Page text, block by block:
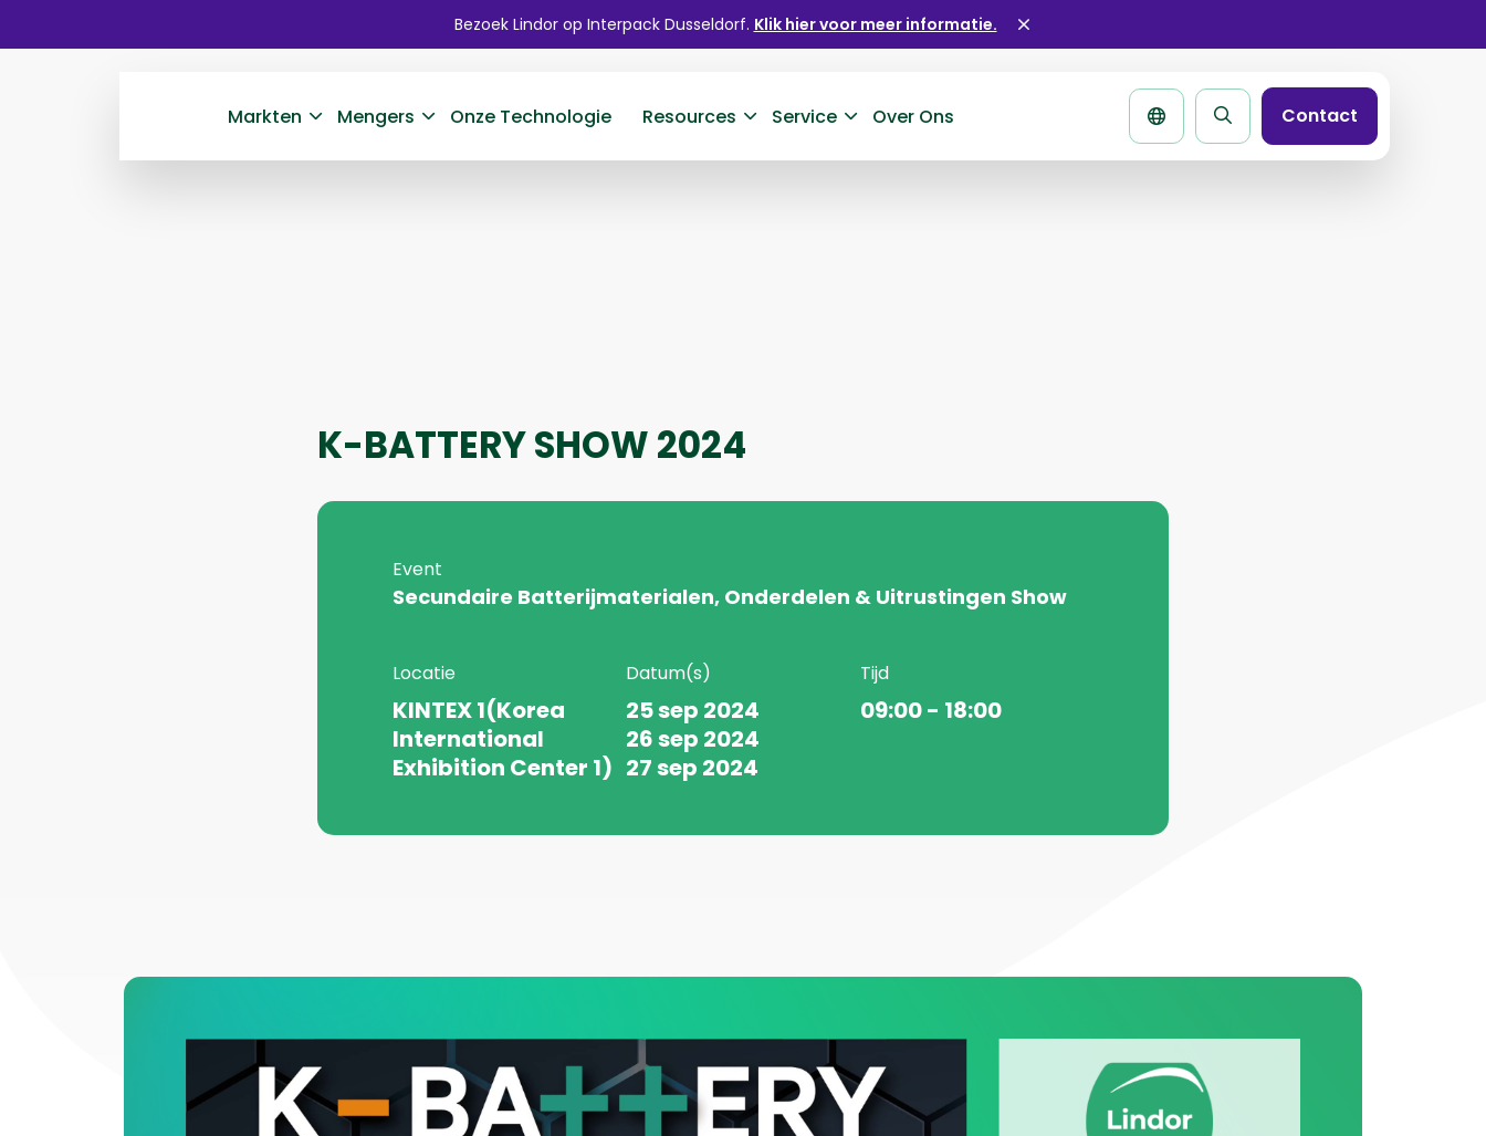
Bezoek Lindor op Interpack Dusseldorf. Klik hier voor meer informatie.
Markten Mengers Onze Technologie Resources Service Over Ons
Zoek
pagina
Contact
K-BATTERY SHOW 2024
Event
Secundaire Batterijmaterialen, Onderdelen & Uitrustingen Show
Locatie
KINTEX 1(Korea
International
Exhibition Center 1)
Datum(s)
25 sep 2024
26 sep 2024
27 sep 2024
Tijd
09:00 - 18:00